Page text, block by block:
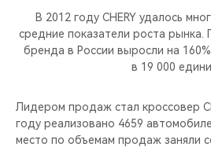
КРОССОВЕРЫ
НОВИНКИ
КРЕДИТ И СТРАХОВАНИЕ
ЗАПЧАСТИ И АКСЕССУАРЫ
ПОДДЕРЖКА
О БРЕНДЕ
CHERY В СОЦСЕТЯХ
БЛАГОТВОРИТЕЛЬНОСТЬ
КРЕДИТ
МЫ В СОЦСЕТЯХ
В 2012 году CHERY удалось
средние показатели роста
бренда в России выросли на
в 19 000
Лидером продаж стал кроссовер
году реализовано 4659
место по объемам продаж заняли